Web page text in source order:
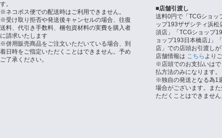
す。
※ネコポス便での配送時はご利用できません。
※受け取り拒否や発送後キャンセルの場合、往復
送料、代引き手数料、梱包資材料の実費を購入者
に請求いたします
※併用販売商品をご注文いただいている場合、到
着日時をご指定いただくことはできません。予め
ご了承ください。
■店舗引渡し
送料0円で「TCGショッ
ップ193ザザシティ浜
須店」「TCGショップ
ョップ193日本橋店｣」
店」での店頭お引渡し
店舗情報は こちら より
※店頭でのお支払いは
払方法のみになります。
※独自の発送となる為1
場合がございます。ま
ただくことはできませ